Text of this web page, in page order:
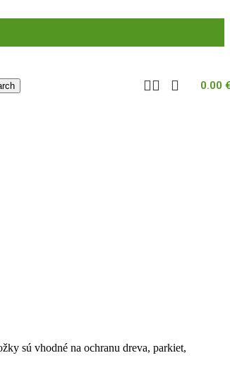
0.00
sú vhodné na ochranu dreva, parkiet,